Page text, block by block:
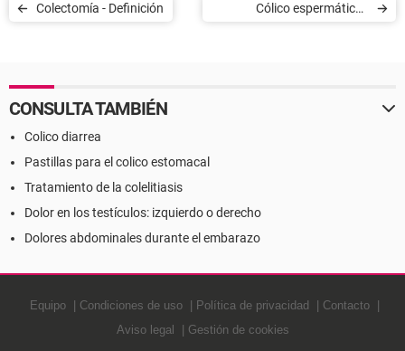
Colectomía - Definición
Cólico espermático -
CONSULTA TAMBIÉN
Colico diarrea
Pastillas para el colico estomacal
Tratamiento de la colelitiasis
Dolor en los testículos: izquierdo o derecho
Dolores abdominales durante el embarazo
Equipo Condiciones de uso Política de privacidad
Contacto
Aviso legal
Gestión de cookies